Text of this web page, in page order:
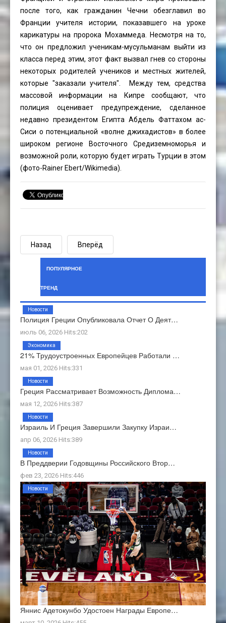
после того, как гражданин Чечни обезглавил во
Франции учителя истории, показавшего на уроке
карикатуры на пророка Мохаммеда. Несмотря на то,
что он предложил ученикам-мусульманам выйти из
класса перед этим, этот факт вызвал гнев со стороны
некоторых родителей учеников и местных жителей,
которые "заказали учителя". Между тем, средства
массовой информации на Кипре сообщают, что
полиция оценивает предупреждение, сделанное
недавно президентом Египта Абдель Фаттахом ас-
Сиси о потенциальной «волне джихадистов» в более
широком регионе Восточного Средиземноморья и
возможной роли, которую будет играть Турции в этом
(фото-Rainer Ebert/Wikimedia).
Назад Вперёд
ПОПУЛЯРНОЕ
ТРЕНД
Полиция Греции Опубликовала Отчет О Деят…
июль 06, 2026 Hits:202
Новости
21% Трудоустроенных Европейцев Работали …
мая 01, 2026 Hits:331
Экономика
Греция Рассматривает Возможность Диплома…
мая 12, 2026 Hits:387
Новости
Израиль И Греция Завершили Закупку Израи…
апр 06, 2026 Hits:389
Новости
В Преддверии Годовщины Российского Втор…
фев 23, 2026 Hits:446
Новости
Яннис Адетокунбо Удостоен Награды Европе…
Новости